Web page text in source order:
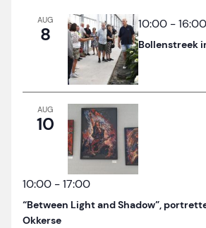
AUG
8 10:00 -16:00
Bollenstreek
AUG
10
10:00 -17:00
“Between Light and Shadow”,
Okkerse